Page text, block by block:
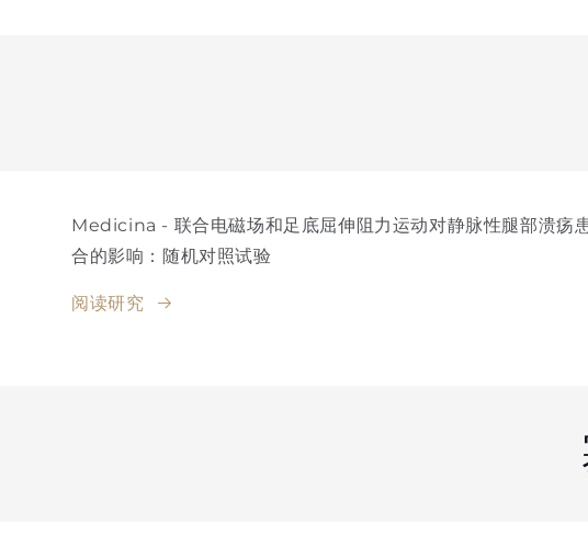
Medicina - 联合电磁场和足底屈伸阻力运动对静脉性腿部溃疡
合的影响：随机对照试验
阅读研究